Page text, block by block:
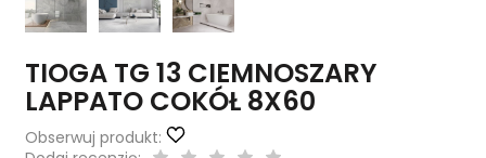
TIOGA TG 13 CIEMNOSZARY
LAPPATO COKÓŁ 8X60
Obserwuj produkt: